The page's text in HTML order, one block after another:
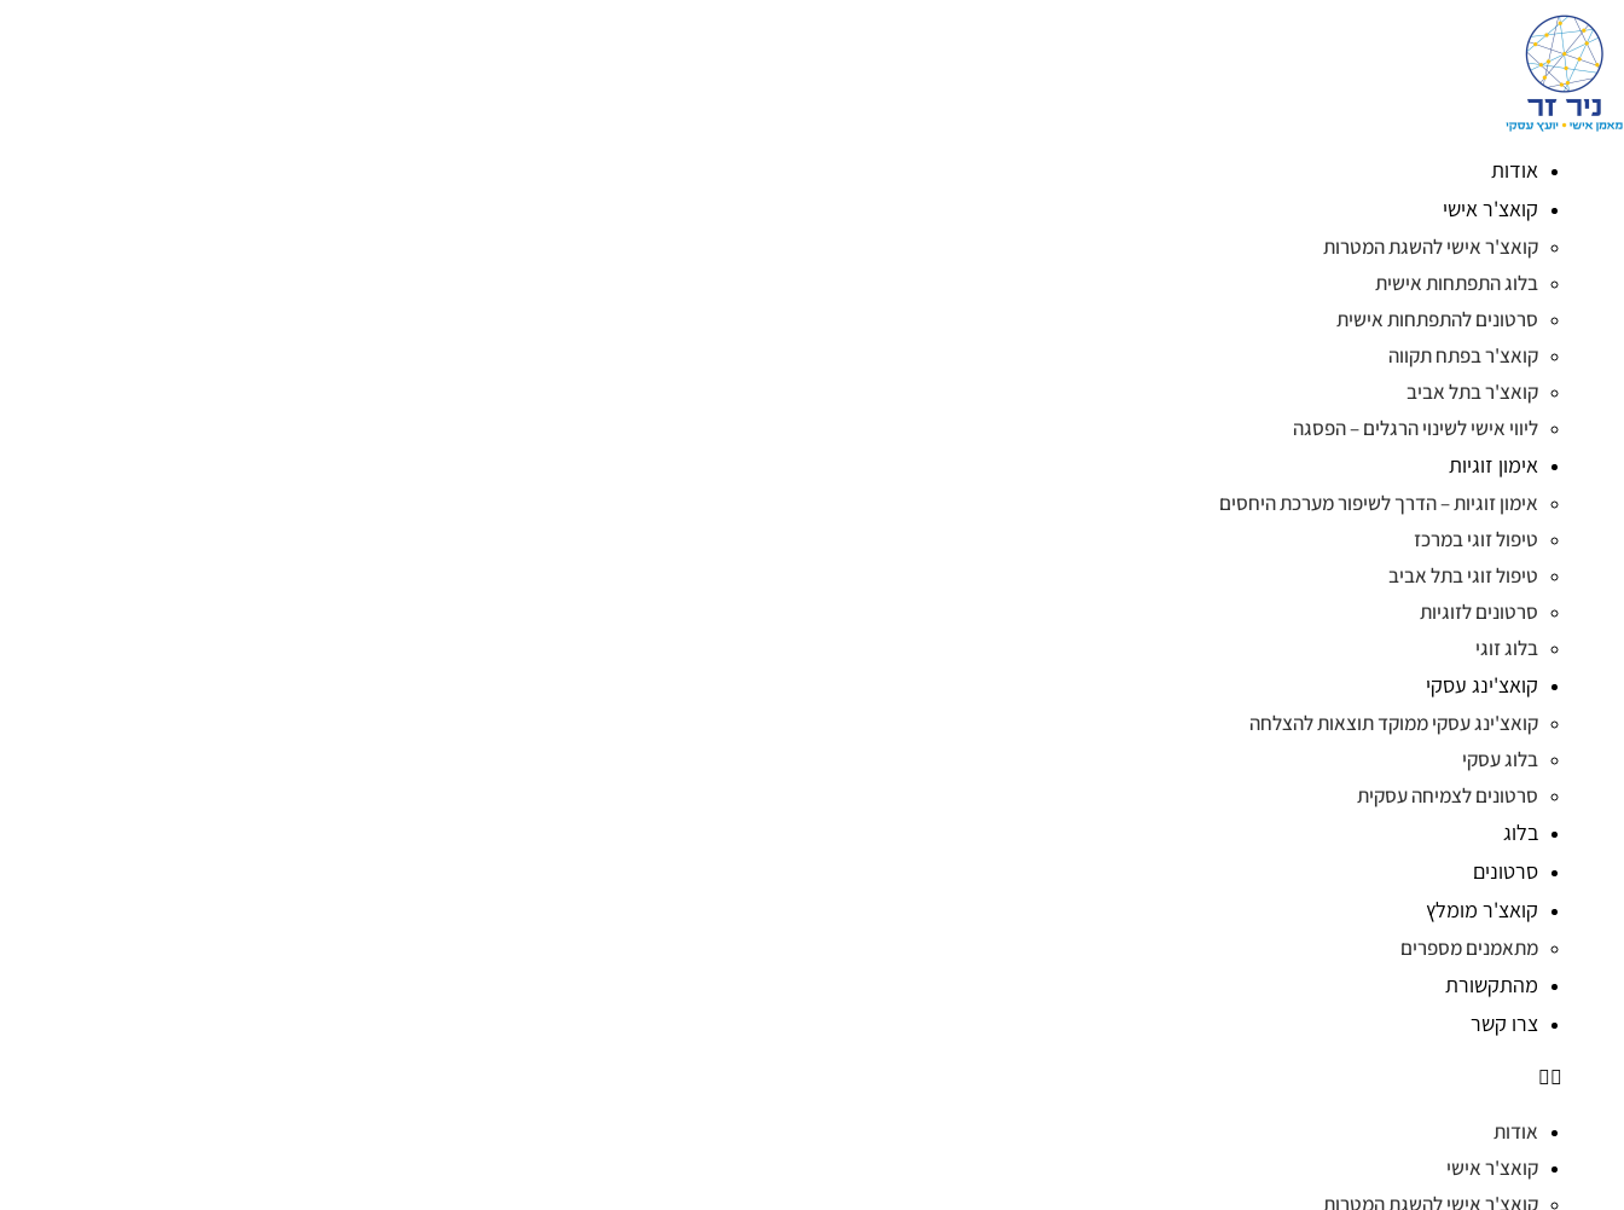
אודות
קואצ'ר אישי
קואצ'ר אישי להשגת המטרות
בלוג התפתחות אישית
סרטונים להתפתחות אישית
קואצ'ר בפתח תקווה
קואצ'ר בתל אביב
ליווי אישי לשינוי הרגלים – הפסגה
אימון זוגיות
אימון זוגיות – הדרך לשיפור מערכת היחסים
טיפול זוגי במרכז
טיפול זוגי בתל אביב
סרטונים לזוגיות
בלוג זוגי
קואצ'ינג עסקי
קואצ'ינג עסקי ממוקד תוצאות להצלחה
בלוג עסקי
סרטונים לצמיחה עסקית
בלוג
סרטונים
קואצ'ר מומלץ
מתאמנים מספרים
מהתקשורת
צרו קשר
אודות
קואצ'ר אישי
קואצ'ר אישי להשגת המטרות